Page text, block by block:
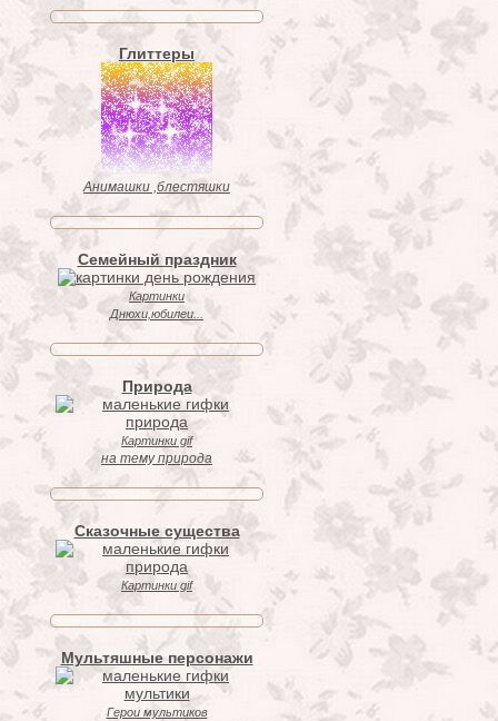
Глиттеры
Анимашки ,блестяшки
Семейный праздник
Картинки
Днюхи,юбилеи...
Природа
Картинки gif
на тему природа
Сказочные существа
Картинки gif
Мультяшные персонажи
Герои мультиков